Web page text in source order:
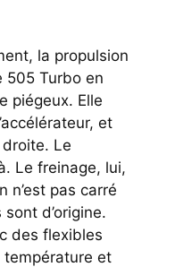
la propulsion
505 Turbo en
piégeux. Elle
et
Le
Le freinage, lui,
n’est pas carré
d’origine.
des flexibles
température et